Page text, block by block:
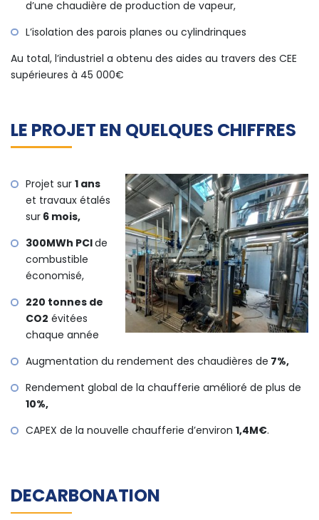
d’une chaudière de production de vapeur,
L’isolation des parois planes ou cylindrinques
Au total, l’industriel a obtenu des aides au travers des CEE
supérieures à 45 000€
LE PROJET EN QUELQUES CHIFFRES
Projet sur 1 ans
et travaux étalés
sur 6 mois,
300MWh PCIde
combustible
économisé,
220 tonnes de
CO2 évitées
chaque année
Augmentation du rendement des chaudières de 7%,
Rendement global de la chaufferie amélioré de plus de
10%,
CAPEX de la nouvelle chaufferie d’environ 1,4M€.
DECARBONATION